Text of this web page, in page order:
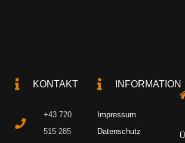
KONTAKT
+43 720
515 285
INFORMATION
Impressum
Datenschutz